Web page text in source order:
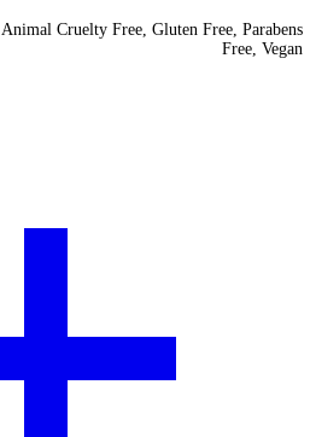
Animal Cruelty Free, Gluten Free, Parabens
Free, Vegan